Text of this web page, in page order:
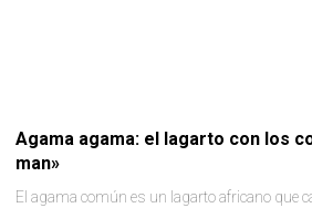
Agama agama: el lagarto con los
man»
El agama común es un lagarto africano que